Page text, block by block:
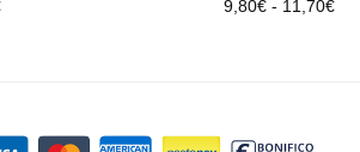
9,80€ - 11,70€